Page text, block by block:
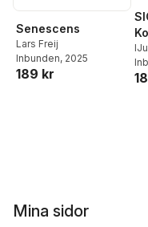
Senescens
Lars Freij
Inbunden, 2025
189 kr
Mina sidor